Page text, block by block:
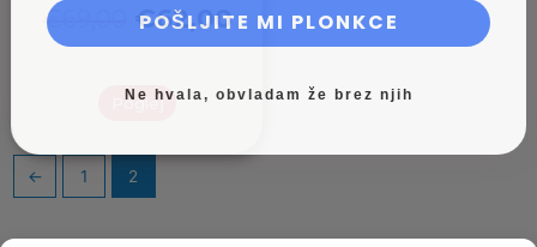
€ €62,00
Poglej
← 1 2
POŠLJITE MI PLONKCE
Ne hvala, obvladam že brez njih